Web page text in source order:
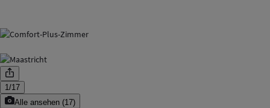
1/17
Alle ansehen (17)